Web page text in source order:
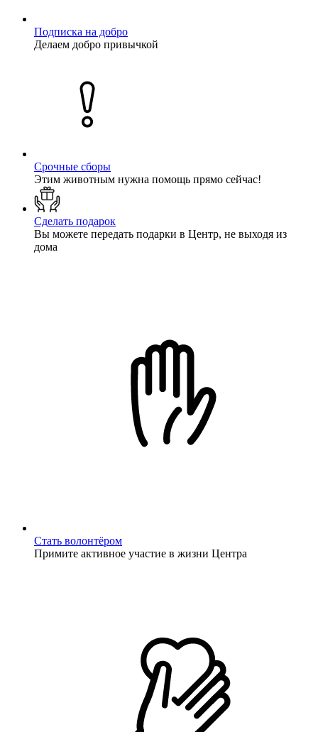
Подписка на добро
Делаем добро привычкой
Срочные сборы
Этим животным нужна помощь прямо сейчас!
Сделать подарок
Вы можете передать подарки в Центр, не выходя из
дома
Стать волонтёром
Примите активное участие в жизни Центра